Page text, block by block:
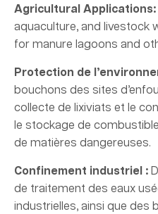
Agricultural Applications:
aquaculture, and livestock
for manure lagoons and
Protection de
bouchons des sites
collecte de lixiviats et le
le stockage de
de matières dangereuses.
Confinement industriel :
de traitement des eaux
industrielles, ainsi que des